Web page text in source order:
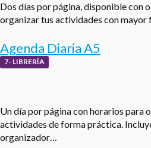
Dos días por página, disponible con
organizar tus actividades con
Agenda Diaria A5
7- LIBRERÍA
Un día por página con horarios para
actividades de forma práctica.
organizador…